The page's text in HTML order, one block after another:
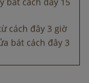
cách đây 3 giờ
điện từ cách đây